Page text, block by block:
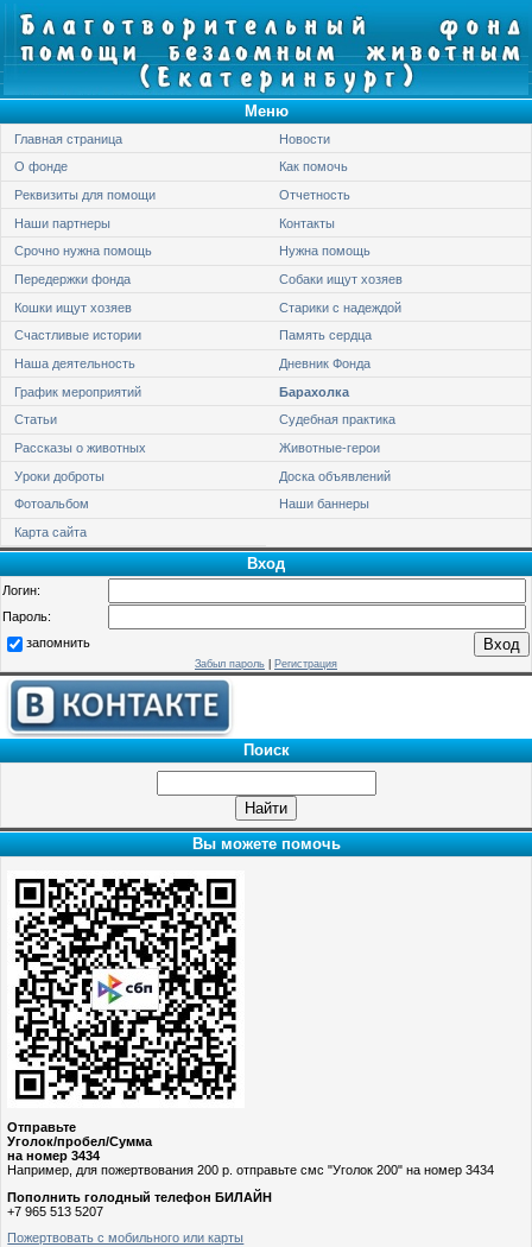
Меню
Главная страница
Новости
О фонде
Как помочь
Реквизиты для помощи
Отчетность
Наши партнеры
Контакты
Срочно нужна помощь
Нужна помощь
Передержки фонда
Собаки ищут хозяев
Кошки ищут хозяев
Старики с надеждой
Счастливые истории
Память сердца
Наша деятельность
Дневник Фонда
График мероприятий
Барахолка
Статьи
Судебная практика
Рассказы о животных
Животные-герои
Уроки доброты
Доска объявлений
Фотоальбом
Наши баннеры
Карта сайта
Вход
Логин:
Пароль:
запомнить
Забыл пароль Регистрация
Поиск
Вы можете помочь
Отправьте
Уголок/пробел/Сумма
на номер 3434
Например, для пожертвования 200 р. отправьте смс "Уголок 200" на номер 3434
Пополнить голодный телефон БИЛАЙН
+7 965 513 5207
Пожертвовать с мобильного или карты